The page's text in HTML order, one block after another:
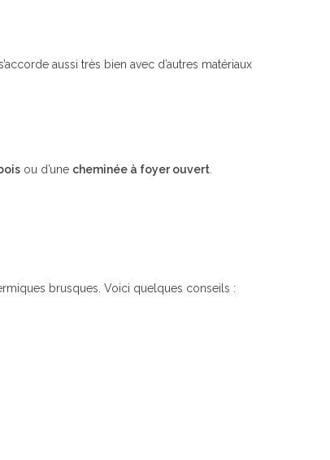
aussi très bien avec d’autres matériaux
ou d’une cheminée à foyer ouvert
brusques. Voici quelques conseils :